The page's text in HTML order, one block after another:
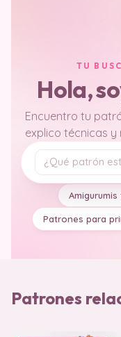
TU
Hola,
Encuentro tu
explico técnicas y
Tu pregunta
Patrones para
Patrones